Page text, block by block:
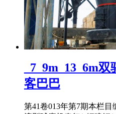
_7_9m_13_6m
客巴巴
第41卷013年第7期本栏